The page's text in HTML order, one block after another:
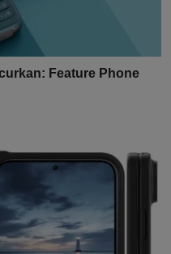
Feature Phone